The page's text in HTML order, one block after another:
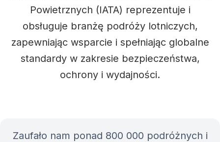
Powietrznych (IATA) reprezentuje i
obsługuje branżę podróży lotniczych,
zapewniając wsparcie i spełniając globalne
standardy w zakresie bezpieczeństwa,
ochrony i wydajności.
Zaufało nam ponad 800 000 podróżnych i